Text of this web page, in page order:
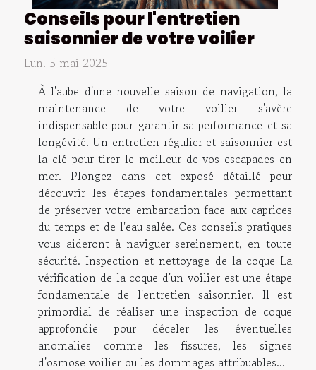
Conseils pour l'entretien
saisonnier de votre voilier
Lun. 5 mai 2025
À l'aube d'une nouvelle saison de navigation, la
maintenance de votre voilier s'avère
indispensable pour garantir sa performance et sa
longévité. Un entretien régulier et saisonnier est
la clé pour tirer le meilleur de vos escapades en
mer. Plongez dans cet exposé détaillé pour
découvrir les étapes fondamentales permettant
de préserver votre embarcation face aux caprices
du temps et de l'eau salée. Ces conseils pratiques
vous aideront à naviguer sereinement, en toute
sécurité. Inspection et nettoyage de la coque La
vérification de la coque d'un voilier est une étape
fondamentale de l'entretien saisonnier. Il est
primordial de réaliser une inspection de coque
approfondie pour déceler les éventuelles
anomalies comme les fissures, les signes
d'osmose voilier ou les dommages attribuables...